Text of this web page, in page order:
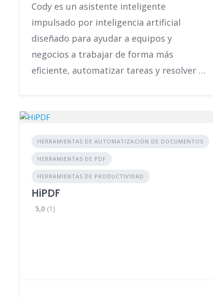
Cody es un asistente inteligente
impulsado por inteligencia artificial
diseñado para ayudar a equipos y
negocios a trabajar de forma más
eficiente, automatizar tareas y resolver …
HERRAMIENTAS DE AUTOMATIZACIÓN DE DOCUMENTOS
HERRAMIENTAS DE PDF
HERRAMIENTAS DE PRODUCTIVIDAD
HiPDF
5,0 (1)